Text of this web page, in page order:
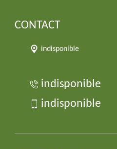
CONTACT
indisponible
indisponible
indisponible